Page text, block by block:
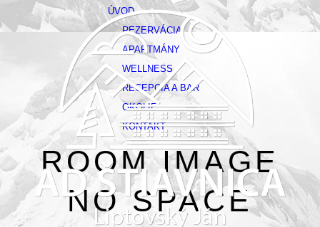
ÚVOD
REZERVÁCIA
APARTMÁNY
WELLNESS
RECEPCIA A BAR
OKOLIE
KONTAKT
ROOM IMAGE
NO SPACE